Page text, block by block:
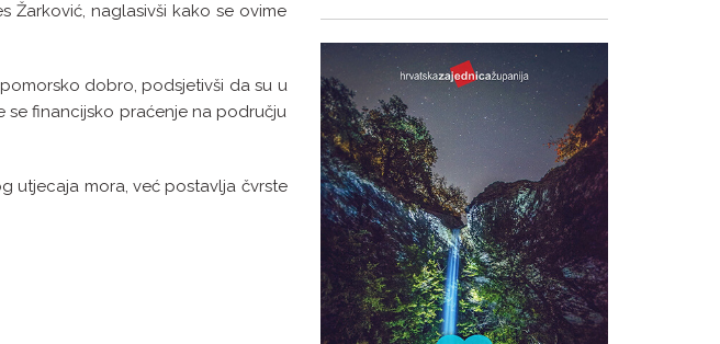
Žarković, naglasivši kako se ovime
dobro, podsjetivši da su u
financijsko praćenje na području
utjecaja mora, već postavlja čvrste